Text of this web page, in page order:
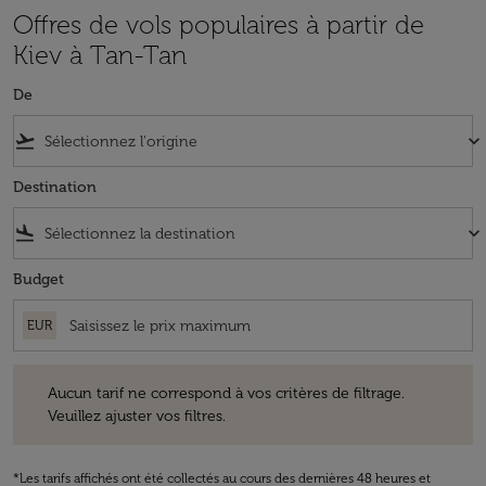
Offres de vols populaires à partir de
Kiev à Tan-Tan
De
flight_takeoff keyboard_arrow_down
Destination
flight_land keyboard_arrow_down
Budget
EUR
Aucun tarif ne correspond à vos critères de filtrage.
Veuillez ajuster vos filtres.
*Les tarifs affichés ont été collectés au cours des dernières 48 heures et